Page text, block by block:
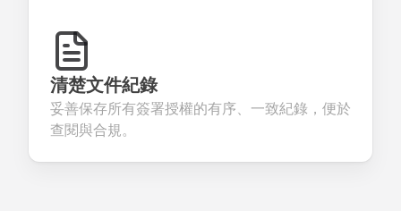
清楚文件紀錄
妥善保存所有簽署授權的有序、一致紀錄，便於
查閱與合規。